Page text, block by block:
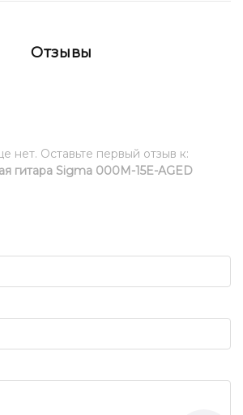
Отзывы
нет. Оставьте первый отзыв к:
гитара Sigma 000M-15E-AGED